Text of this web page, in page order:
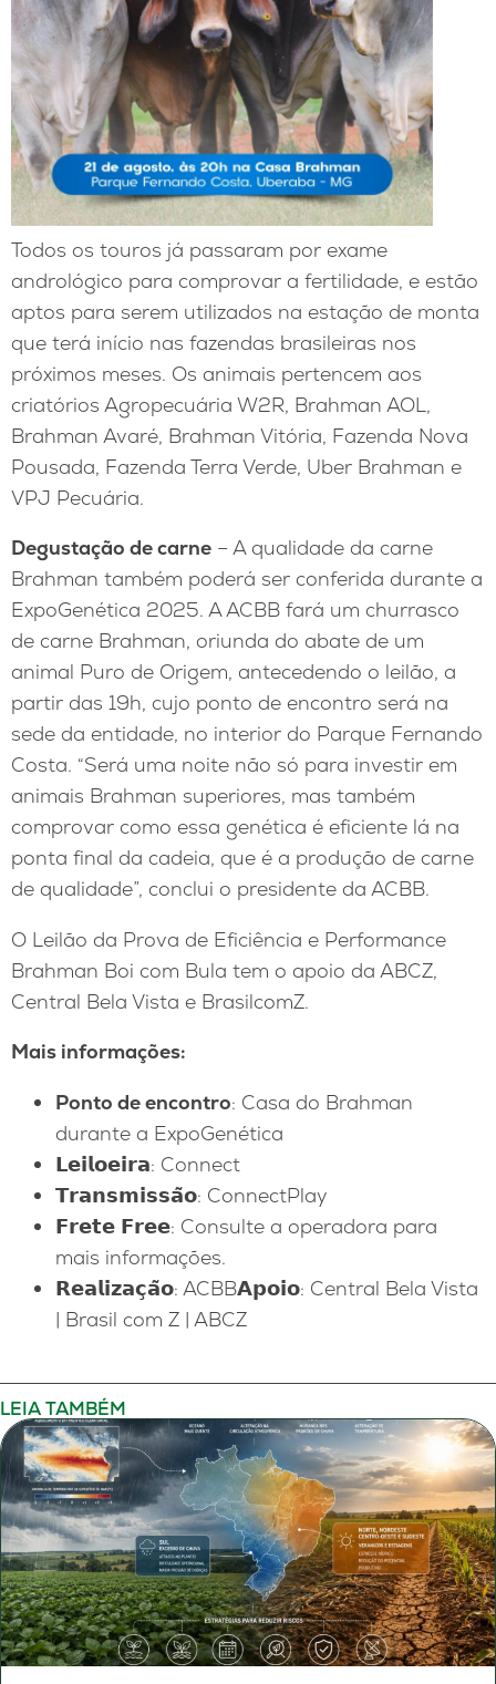
Todos os touros já passaram por exame
andrológico para comprovar a fertilidade, e estão
aptos para serem utilizados na estação de monta
que terá início nas fazendas brasileiras nos
próximos meses. Os animais pertencem aos
criatórios Agropecuária W2R, Brahman AOL,
Brahman Avaré, Brahman Vitória, Fazenda Nova
Pousada, Fazenda Terra Verde, Uber Brahman e
VPJ Pecuária.
Degustação de carne – A qualidade da carne
Brahman também poderá ser conferida durante a
ExpoGenética 2025. A ACBB fará um churrasco
de carne Brahman, oriunda do abate de um
animal Puro de Origem, antecedendo o leilão, a
partir das 19h, cujo ponto de encontro será na
sede da entidade, no interior do Parque Fernando
Costa. “Será uma noite não só para investir em
animais Brahman superiores, mas também
comprovar como essa genética é eficiente lá na
ponta final da cadeia, que é a produção de carne
de qualidade”, conclui o presidente da ACBB.
O Leilão da Prova de Eficiência e Performance
Brahman Boi com Bula tem o apoio da ABCZ,
Central Bela Vista e BrasilcomZ.
Mais informações:
Ponto de encontro: Casa do Brahman
durante a ExpoGenética
𝗟𝗲𝗶𝗹𝗼𝗲𝗶𝗿𝗮: Connect
𝗧𝗿𝗮𝗻𝘀𝗺𝗶𝘀𝘀𝗮̃𝗼: ConnectPlay
𝗙𝗿𝗲𝘁𝗲 𝗙𝗿𝗲𝗲: Consulte a operadora para
mais informações.
𝗥𝗲𝗮𝗹𝗶𝘇𝗮𝗰̧𝗮̃𝗼: ACBB𝗔𝗽𝗼𝗶𝗼: Central Bela Vista
| Brasil com Z | ABCZ
LEIA TAMBÉM